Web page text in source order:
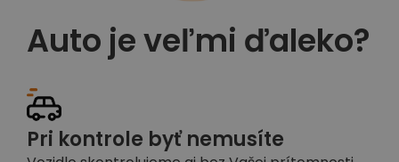
Auto je veľmi ďaleko?
Pri kontrole byť nemusíte